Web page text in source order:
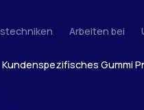
Arbeiten bei
Kundenspezifisches Gummi